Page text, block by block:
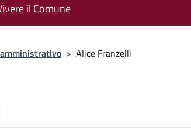
il Comune
> Alice Franzelli